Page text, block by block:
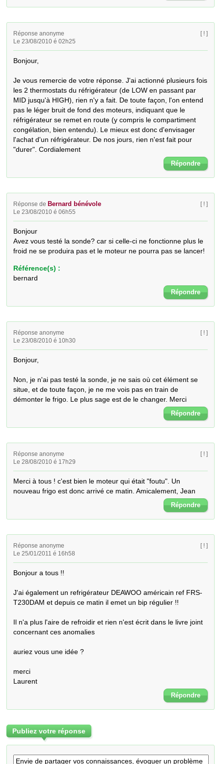
Réponse anonyme
Le 23/08/2010 é 02h25
[ ! ]
Bonjour,
Je vous remercie de votre réponse. J'ai actionné plusieurs fois
les 2 thermostats du réfrigérateur (de LOW en passant par
MID jusqu'à HIGH), rien n'y a fait. De toute façon, l'on entend
pas le léger bruit de fond des moteurs, indiquant que le
réfrigérateur se remet en route (y compris le compartiment
congélation, bien entendu). Le mieux est donc d'envisager
l'achat d'un réfrigérateur. De nos jours, rien n'est fait pour
"durer". Cordialement
Répondre
Réponse de Bernard bénévole
Le 23/08/2010 é 06h55
[ ! ]
Bonjour
Avez vous testé la sonde? car si celle-ci ne fonctionne plus le
froid ne se produira pas et le moteur ne pourra pas se lancer!
Référence(s) :
bernard
Répondre
Réponse anonyme
Le 23/08/2010 é 10h30
[ ! ]
Bonjour,
Non, je n'ai pas testé la sonde, je ne sais où cet élément se
situe, et de toute façon, je ne me vois pas en train de
démonter le frigo. Le plus sage est de le changer. Merci
Répondre
Réponse anonyme
Le 28/08/2010 é 17h29
[ ! ]
Merci à tous ! c'est bien le moteur qui était "foutu". Un
nouveau frigo est donc arrivé ce matin. Amicalement, Jean
Répondre
Réponse anonyme
Le 25/01/2011 é 16h58
[ ! ]
Bonjour a tous !!
J'ai également un refrigérateur DEAWOO américain ref FRS-
T230DAM et depuis ce matin il emet un bip régulier !!
Il n'a plus l'aire de refroidir et rien n'est écrit dans le livre joint
concernant ces anomalies
auriez vous une idée ?
merci
Laurent
Répondre
Publiez votre réponse